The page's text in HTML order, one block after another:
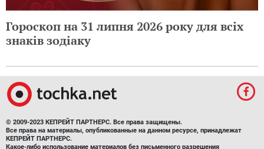
Гороскоп на 31 липня 2026 року для всіх
знаків зодіаку
© 2009-2023 КЕПРЕЙТ ПАРТНЕРС. Все права защищены.
Все права на материалы, опубликованные на данном ресурсе, принадлежат
КЕПРЕЙТ ПАРТНЕРС.
Какое-либо использование материалов без письменного разрешения